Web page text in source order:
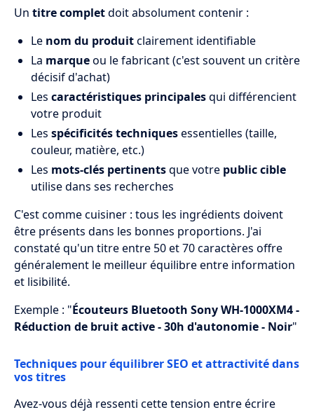
Un titre completdoit absolument contenir :
Le nom du produitclairement identifiable
La marqueou le fabricant (c'est souvent un critère
décisif d'achat)
Les caractéristiques principalesqui différencient
votre produit
Les spécificités techniquesessentielles (taille,
couleur, matière, etc.)
Les mots-clés pertinentsque votre public cible
utilise dans ses recherches
C'est comme cuisiner : tous les ingrédients doivent
être présents dans les bonnes proportions. J'ai
constaté qu'un titre entre 50 et 70 caractères offre
généralement le meilleur équilibre entre information
et lisibilité.
Exemple : "Écouteurs Bluetooth Sony WH-1000XM4 -
Réduction de bruit active - 30h d'autonomie - Noir"
Techniques pour équilibrer SEO et attractivité dans
vos titres
Avez-vous déjà ressenti cette tension entre écrire